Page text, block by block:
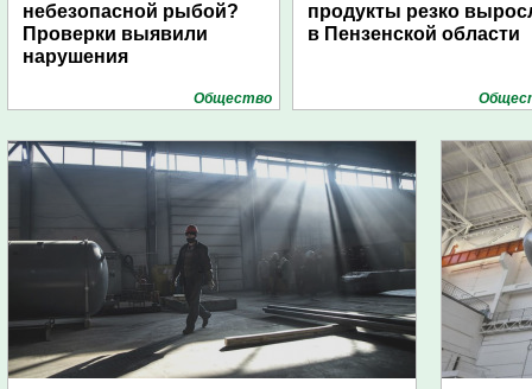
небезопасной рыбой?
Проверки выявили
нарушения
Общество
продукты резко
в Пензенской области